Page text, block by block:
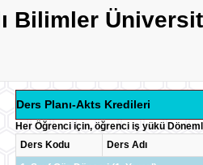
Bilimler
Ders Planı-Akts Kredileri
Her Öğrenci için, öğrenci iş yükü
Ders Kodu
Ders Adı